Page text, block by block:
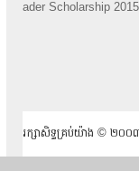
ader Scholarship 2015
រក្សាសិទ្ធគ្រប់យ៉ាង ​© ២០